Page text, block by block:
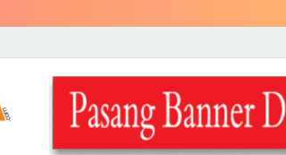
LENSA WARNA
Memberikan Berita yang Lebih Berwarna